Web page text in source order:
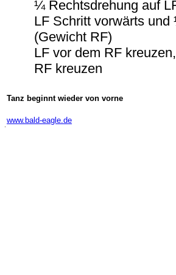
¼ Rechtsdrehung auf
LF Schritt vorwärts
(Gewicht RF)
LF vor dem RF
RF kreuzen
Tanz beginnt wieder von vorne
www.bald-eagle.de